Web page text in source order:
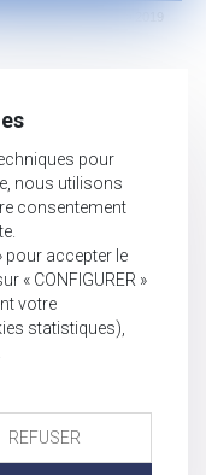
pour
nous utilisons
consentement
pour accepter le
« CONFIGURER »
votre
statistiques),
REFUSER